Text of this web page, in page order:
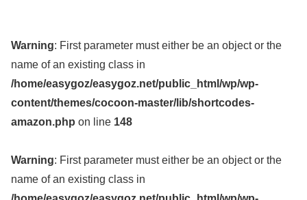
Warning: First parameter must either be an object or the
name of an existing class in
/home/easygoz/easygoz.net/public_html/wp/wp-
content/themes/cocoon-master/lib/shortcodes-
amazon.php on line 148
Warning: First parameter must either be an object or the
name of an existing class in